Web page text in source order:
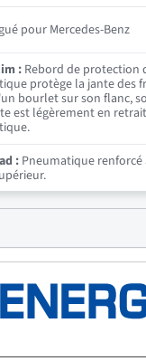
pour Mercedes-Benz
: Rebord de protection
protège la jante des
bourlet sur son flanc,
est légèrement en
:Pneumatique renforcé